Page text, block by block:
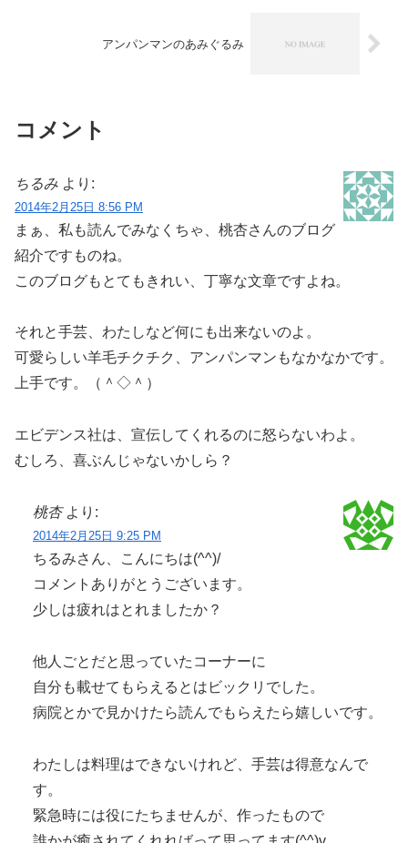
アンパンマンのあみぐるみ
コメント
ちるみ より:
2014年2月25日 8:56 PM
まぁ、私も読んでみなくちゃ、桃杏さんのブログ
紹介ですものね。
このブログもとてもきれい、丁寧な文章ですよね。
それと手芸、わたしなど何にも出来ないのよ。
可愛らしい羊毛チクチク、アンパンマンもなかなかです。
上手です。（＾◇＾）
エビデンス社は、宣伝してくれるのに怒らないわよ。
むしろ、喜ぶんじゃないかしら？
桃杏 より:
2014年2月25日 9:25 PM
ちるみさん、こんにちは(^^)/
コメントありがとうございます。
少しは疲れはとれましたか？
他人ごとだと思っていたコーナーに
自分も載せてもらえるとはビックリでした。
病院とかで見かけたら読んでもらえたら嬉しいです。
わたしは料理はできないけれど、手芸は得意なんで
す。
緊急時には役にたちませんが、作ったもので